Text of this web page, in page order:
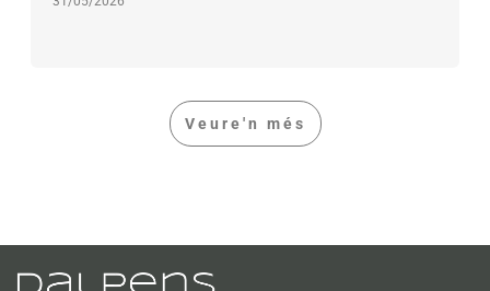
Veure'n més